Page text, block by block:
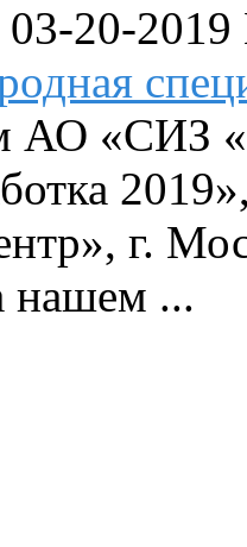
20-2019
«СИЗ
г.
нашем ...